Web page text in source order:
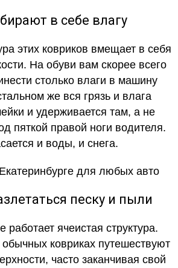
в себе влагу
этих ковриков вмещает в себя
На обуви вам скорее всего
столько влаги в машину
же вся грязь и влага
и удерживается там, а не
пяткой правой ноги водителя.
и воды, и снега.
песку и пыли
работает ячеистая структура.
ковриках путешествуют
часто заканчивая свой